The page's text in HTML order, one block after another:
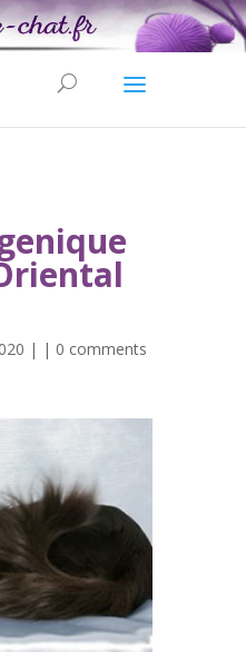
| | 0 comments